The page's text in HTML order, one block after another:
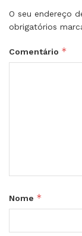
O seu endereço
obrigatórios
Comentário *
Nome *